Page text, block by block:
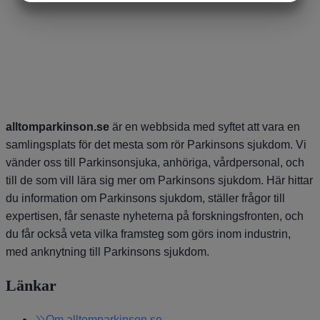
alltomparkinson.se är en webbsida med syftet att vara en
samlingsplats för det mesta som rör Parkinsons sjukdom. Vi
vänder oss till Parkinsonsjuka, anhöriga, vårdpersonal, och
till de som vill lära sig mer om Parkinsons sjukdom. Här hittar
du information om Parkinsons sjukdom, ställer frågor till
expertisen, får senaste nyheterna på forskningsfronten, och
du får också veta vilka framsteg som görs inom industrin,
med anknytning till Parkinsons sjukdom.
Länkar